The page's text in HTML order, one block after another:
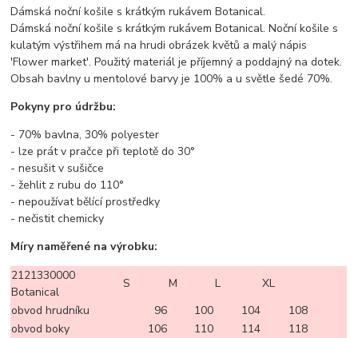
Dámská noční košile s krátkým rukávem Botanical.
Dámská noční košile s krátkým rukávem Botanical. Noční košile s
kulatým výstřihem má na hrudi obrázek květů a malý nápis
'Flower market'. Použitý materiál je příjemný a poddajný na dotek.
Obsah bavlny u mentolové barvy je 100% a u světle šedé 70%.
Pokyny pro údržbu:
- 70% bavlna, 30% polyester
- lze prát v pračce při teplotě do 30°
- nesušit v sušičce
- žehlit z rubu do 110°
- nepoužívat bělící prostředky
- nečistit chemicky
Míry naměřené na výrobku:
2121330000
Botanical
S M L
XL
obvod hrudníku
96 100 104
108
obvod boky
106 110 114
118